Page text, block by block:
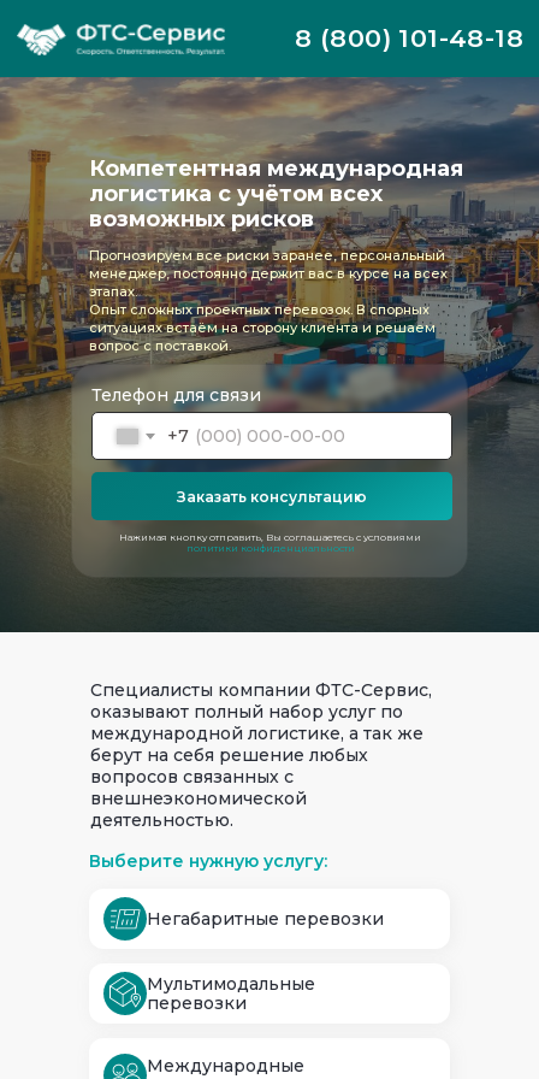
8 (800) 101-48-18
Нажимая кнопку отправить, Вы соглашаетесь с условиями
политики конфиденциальности
Телефон для связи
+7
Заказать консультацию
Прогнозируем все риски заранее, персональный
менеджер, постоянно держит вас в курсе на всех
этапах.
Опыт сложных проектных перевозок. В спорных
ситуациях встаём на сторону клиента и решаем
вопрос с поставкой.
Компетентная международная
логистика с учётом всех
возможных рисков
Международные
Мультимодальные
перевозки
Выберите нужную услугу:
Негабаритные перевозки
Специалисты компании ФТС-Сервис,
оказывают полный набор услуг по
международной логистике, а так же
берут на себя решение любых
вопросов связанных с
внешнеэкономической
деятельностью.